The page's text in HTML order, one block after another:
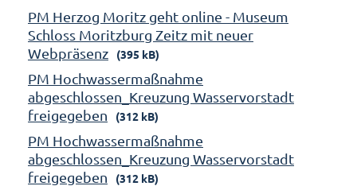
PM Herzog Moritz geht online - Museum
Schloss Moritzburg Zeitz mit neuer
Webpräsenz
(395 kB)
PM Hochwassermaßnahme
abgeschlossen_Kreuzung Wasservorstadt
freigegeben
(312 kB)
PM Hochwassermaßnahme
abgeschlossen_Kreuzung Wasservorstadt
freigegeben
(312 kB)